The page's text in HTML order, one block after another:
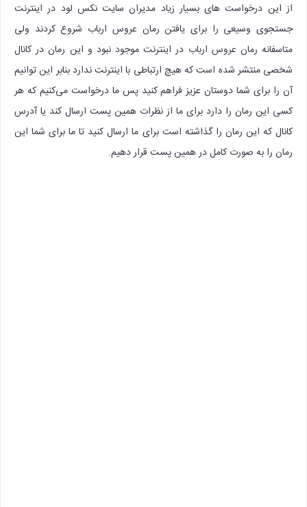
از این درخواست های بسیار زیاد مدیران سایت نکس لود در اینترنت
جستجوی وسیعی را برای یافتن رمان عروس ارباب شروع کردند ولی
متاسفانه رمان عروس ارباب در اینترنت موجود نبود و این رمان در کانال
شخصی منتشر شده است که هیچ ارتباطی با اینترنت ندارد بنابر این ‌توانیم
آن را برای شما دوستان عزیز فراهم کنید پس ما درخواست می‌کنیم که هر
کسی این رمان را دارد برای ما از نظرات همین پست ارسال کند یا آدرس
کانال که این رمان را گذاشته است برای ما ارسال کنید تا ما برای شما این
رمان را به صورت کامل در همین پست قرار دهیم.